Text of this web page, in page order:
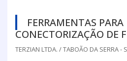
FERRAMENTAS PARA
CONECTORIZAÇÃO DE
TERZIAN LTDA. / TABOÃO DA SERRA -